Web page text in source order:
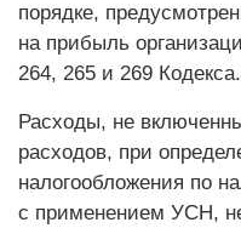
порядке,
на прибыль
264, 265 и 269 Кодекса.
Расходы, не
расходов, при
налогообложения по
с применением УСН,